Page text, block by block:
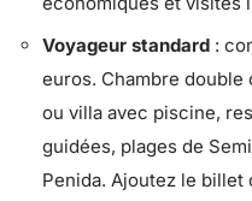
Voyageur standard :
euros. Chambre
ou villa avec piscine,
guidées, plages de
Penida. Ajoutez le billet